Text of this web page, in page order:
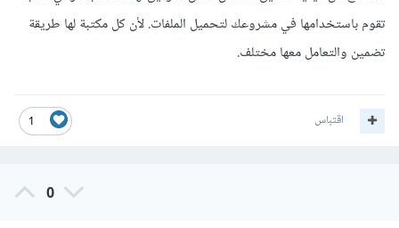
تقوم باستخدامها في مشروعك لتحميل الملفات. لأن كل مكتبة لها طريقة
تضمين والتعامل معها مختلف.
1 اقتباس
0